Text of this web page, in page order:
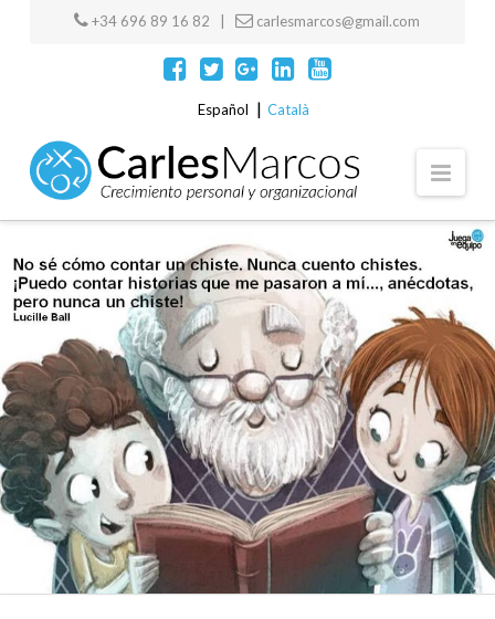
+34 696 89 16 82 | carlesmarcos@gmail.com
Español Català